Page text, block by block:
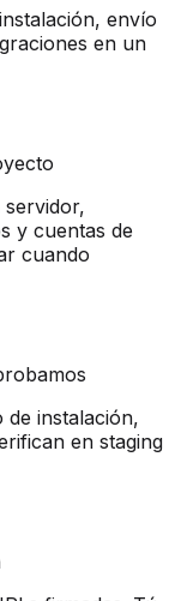
envío
en un
servidor,
y cuentas de
cuando
de instalación,
en staging